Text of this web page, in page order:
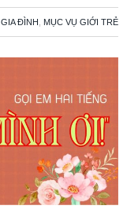
ĐÌNH MỤC VỤ GIỚI TRẺ